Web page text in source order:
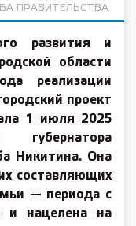
ПРАВИТЕЛЬСТВА
развития и
области
реализации
проект
1 июля 2025
Никитина. Она
составляющих
— периода с
нацелена на